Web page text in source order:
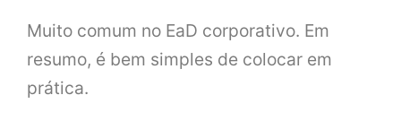
Muito comum no EaD corporativo. Em
resumo, é bem simples de colocar em
prática.